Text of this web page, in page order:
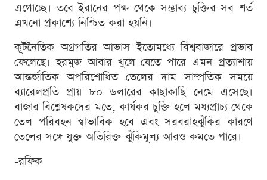
এগোচ্ছে। তবে ইরানের পক্ষ থেকে সম্ভাব্য চুক্তির সব শর্ত
এখনো প্রকাশ্যে নিশ্চিত করা হয়নি।
কূটনৈতিক অগ্রগতির আভাস ইতোমধ্যে বিশ্ববাজারে প্রভাব
ফেলেছে। হরমুজ আবার খুলে যেতে পারে এমন প্রত্যাশায়
আন্তর্জাতিক অপরিশোধিত তেলের দাম সাম্প্রতিক সময়ে
ব্যারেলপ্রতি প্রায় ৮০ ডলারের কাছাকাছি নেমে এসেছে।
বাজার বিশ্লেষকদের মতে, কার্যকর চুক্তি হলে মধ্যপ্রাচ্য থেকে
তেল পরিবহন স্বাভাবিক হবে এবং সরবরাহঝুঁকির কারণে
তেলের সঙ্গে যুক্ত অতিরিক্ত ঝুঁকিমূল্য আরও কমতে পারে।
-রফিক